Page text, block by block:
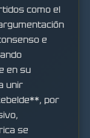
como el
e
en su
unir
por
se